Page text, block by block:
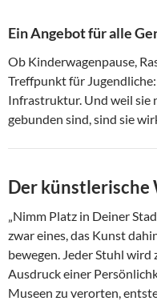
Ein Angebot für alle
Ob Kinderwagenpause,
Treffpunkt für
Infrastruktur. Und weil sie
gebunden sind, sind sie
Der künstlerische
„Nimm Platz in Deiner
zwar eines, das Kunst
bewegen. Jeder Stuhl wird
Ausdruck einer
Museen zu verorten,